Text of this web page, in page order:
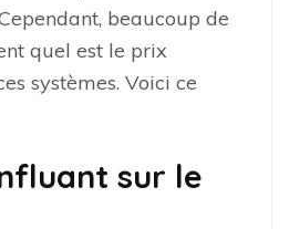
beaucoup de
quel est le prix
systèmes. Voici ce
sur le